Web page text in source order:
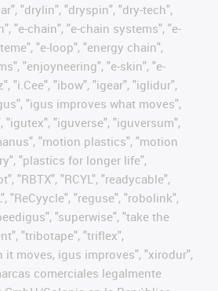
"drylin", "dryspin", "dry-tech",
"e-chain", "e-chain systems", "e-
"e-loop", "energy chain",
"enjoyneering", "e-skin", "e-
"i.Cee", "ibow", "igear", "iglidur",
"igus improves what moves",
"igutex", "iguverse", "iguversum",
"motion plastics", "motion
"plastics for longer life",
"RBTX", "RCYL", "readycable",
"ReCyycle", "reguse", "robolink",
"superwise", "take the
"tribotape", "triflex",
it moves, igus improves", "xirodur",
comerciales legalmente